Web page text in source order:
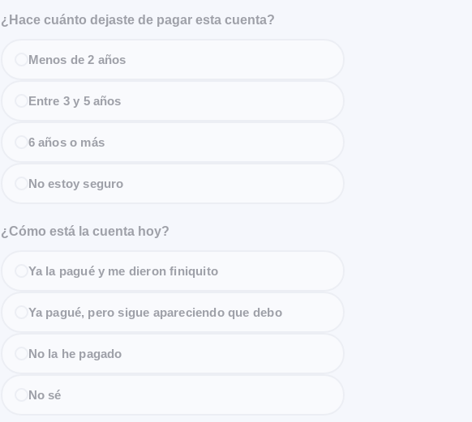
¿Hace cuánto dejaste de pagar esta cuenta?
Menos de 2 años
Entre 3 y 5 años
6 años o más
No estoy seguro
¿Cómo está la cuenta hoy?
Ya la pagué y me dieron finiquito
Ya pagué, pero sigue apareciendo que debo
No la he pagado
No sé